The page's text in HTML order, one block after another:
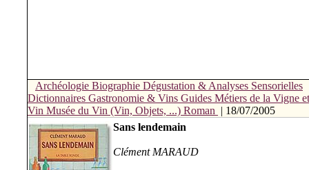
Archéologie Biographie Dégustation & Analyses Sensorielles
Dictionnaires Gastronomie & Vins Guides Métiers de la Vigne
Vin Musée du Vin (Vin, Objets, ...) Roman | 18/07/2005
Sans lendemain
Clément MARAUD